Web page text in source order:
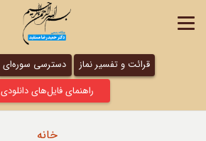
قرائت و تفسیر نماز دسترسی سوره‌ای
راهنمای فایل‌های دانلودی
خانه